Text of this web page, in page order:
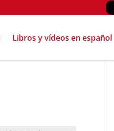
Libros y vídeos en español